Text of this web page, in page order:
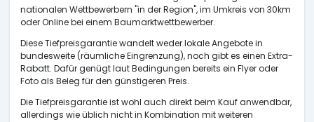
nationalen Wettbewerbern "in der Region", im Umkreis von 30km
oder Online bei einem Baumarktwettbewerber.
Diese Tiefpreisgarantie wandelt weder lokale Angebote in
bundesweite (räumliche Eingrenzung), noch gibt es einen Extra-
Rabatt. Dafür genügt laut Bedingungen bereits ein Flyer oder
Foto als Beleg für den günstigeren Preis.
Die Tiefpreisgarantie ist wohl auch direkt beim Kauf anwendbar,
allerdings wie üblich nicht in Kombination mit weiteren